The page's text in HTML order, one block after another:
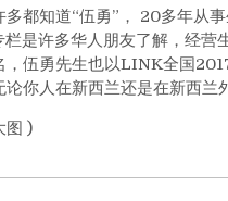
都知道“伍勇”， 20多年从
栏是许多华人朋友了解，经
，伍勇先生也以LINK全国
你人在新西兰还是在新西
图 )